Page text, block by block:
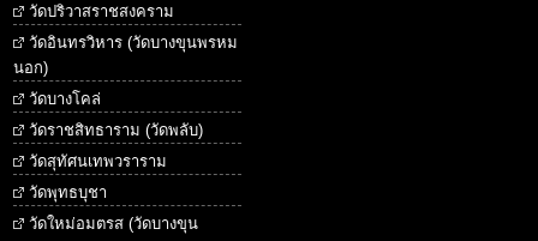
วัดปริวาสราชสงคราม
วัดอินทรวิหาร (วัดบางขุนพรหม
นอก)
วัดบางโคล่
วัดราชสิทธาราม (วัดพลับ)
วัดสุทัศนเทพวราราม
วัดพุทธบุชา
วัดใหม่อมตรส (วัดบางขุน